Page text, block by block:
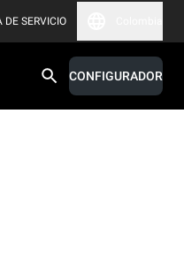
DE SERVICIO
CONFIGURADOR